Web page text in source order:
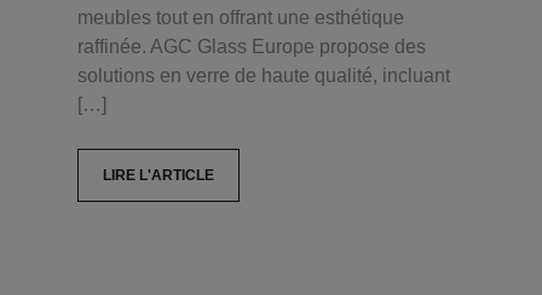
meubles tout en offrant une esthétique
raffinée. AGC Glass Europe propose des
solutions en verre de haute qualité, incluant
[…]
LIRE L'ARTICLE